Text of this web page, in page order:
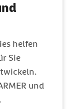
helfen
Sie
und
oder
Versorgung
eine
Sie
der
erstattet